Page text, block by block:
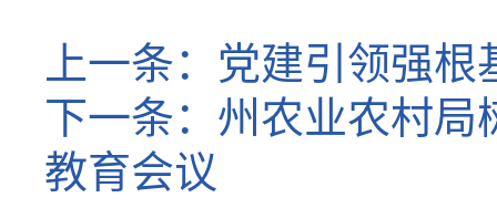
上一条： 党建引领强根
下一条： 州农业农村局
教育会议